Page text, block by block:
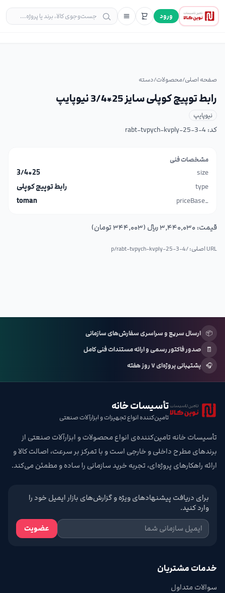
ورود
صفحه اصلی/محصولات/دسته
رابط توپیچ کوپلی سایز 25*3/4 نیوپایپ
نیوپایپ
کد:rabt-tvpych-kvply-25-3-4
مشخصات فنی
size
25*3/4
type
رابط توپیچ کوپلی
_priceBase
toman
قیمت: ۳٬۴۴۰٬۰۳۰ ریال (۳۴۴٬۰۰۳ تومان)
URL اصلی: /p/ rabt-tvpych-kvply-25-3-4
📦 ارسال سریع و سراسری سفارش‌های سازمانی
🧾
صدور فاکتور رسمی و ارائه مستندات فنی کامل
🎧 پشتیبانی پروژه‌ای ۷ روز هفته
تأسیسات خانه
تامین‌کننده انواع تجهیزات و ابزارآلات صنعتی
تأسیسات خانه تامین‌کننده‌ی انواع محصولات و ابزارآلات صنعتی از
برندهای مطرح داخلی و خارجی است و با تمرکز بر سرعت، اصالت کالا و
ارائه راهکارهای پروژه‌ای، تجربه خرید سازمانی را ساده و مطمئن می‌کند.
برای دریافت پیشنهادهای ویژه و گزارش‌های بازار ایمیل خود را
وارد کنید.
عضویت
خدمات مشتریان
سوالات متداول